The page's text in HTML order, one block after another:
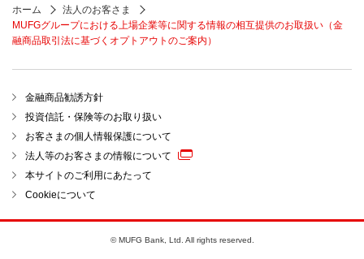
ホーム
法人のお客さま
MUFGグループにおける上場企業等に関する情報の相互提供のお取扱い（金
融商品取引法に基づくオプトアウトのご案内）
金融商品勧誘方針
投資信託・保険等のお取り扱い
お客さまの個人情報保護について
法人等のお客さまの情報について
本サイトのご利用にあたって
Cookieについて
© MUFG Bank, Ltd. All rights reserved.